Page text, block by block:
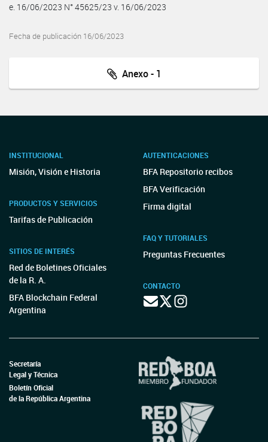
e. 16/06/2023 N° 45625/23 v. 16/06/2023
Fecha de publicación 16/06/2023
Anexo - 1
INSTITUCIONAL
Misión, Visión e Historia
PRODUCTOS Y SERVICIOS
Tarifas de Publicación
SITIOS DE INTERÉS
Red de Boletines Oficiales
de la R. A.
BFA Blockchain Federal
Argentina
AUTENTICACIONES
BFA Repositorio recibos
BFA Verificación
Firma digital
FAQ Y TUTORIALES
Preguntas Frecuentes
CONTACTO
Secretaría
Legal y Técnica
Boletín Oficial
de la República Argentina